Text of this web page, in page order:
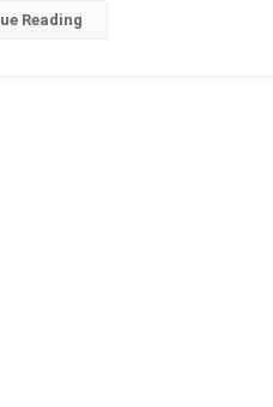
Reading